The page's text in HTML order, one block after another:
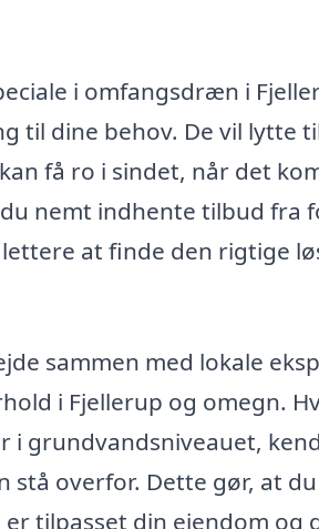
i omfangsdræn i
til dine behov. De vil lytte
få ro i sindet, når det
nemt indhente tilbud fra
at finde den rigtige
sammen med lokale
i Fjellerup og omegn.
i grundvandsniveauet,
stå overfor. Dette gør, at
tilpasset din ejendom og